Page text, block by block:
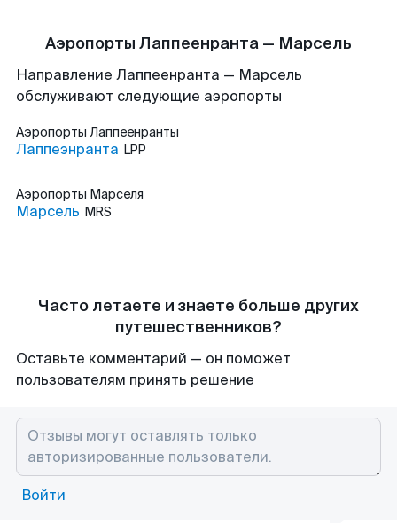
Аэропорты Лаппеенранта — Марсель
Направление Лаппеенранта — Марсель
обслуживают следующие аэропорты
Аэропорты Лаппеенранты
Лаппеэнранта LPP
Аэропорты Марселя
Марсель MRS
Часто летаете и знаете больше других
путешественников?
Оставьте комментарий — он поможет
пользователям принять решение
Войти